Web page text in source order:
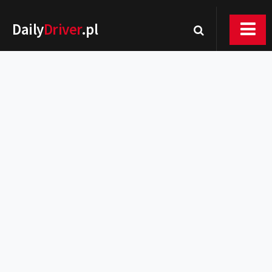
DailyDriver.pl